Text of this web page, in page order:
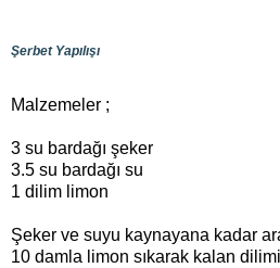
Şerbet Yapılışı
Malzemeler ;
3 su bardağı şeker
3.5 su bardağı su
1 dilim limon
Şeker ve suyu kaynayana kadar
10 damla limon sıkarak kalan